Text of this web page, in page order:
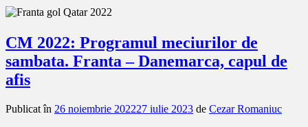
CM 2022: Programul meciurilor de
sambata. Franta – Danemarca, capul de
afis
Publicat în 26 noiembrie 202227 iulie 2023 de Cezar Romaniuc